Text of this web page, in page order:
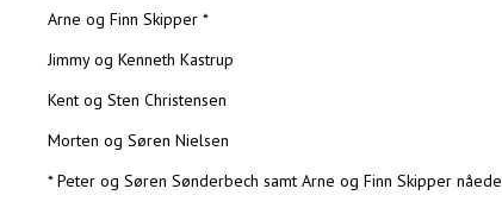
Arne og Finn Skipper *
Jimmy og Kenneth Kastrup
Kent og Sten Christensen
Morten og Søren Nielsen
* Peter og Søren Sønderbech samt Arne og Finn Skipper